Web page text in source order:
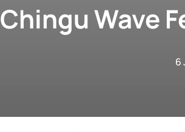
Chingu Wave
6